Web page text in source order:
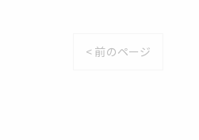
< 前のページ